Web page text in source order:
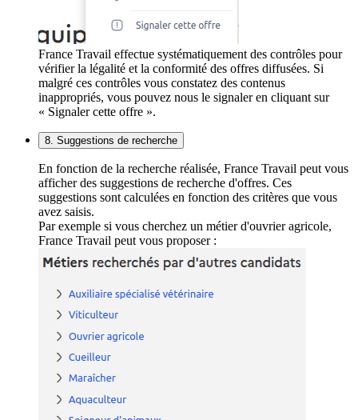
France Travail effectue systématiquement des contrôles pour
vérifier la légalité et la conformité des offres diffusées. Si
malgré ces contrôles vous constatez des contenus
inappropriés, vous pouvez nous le signaler en cliquant sur
« Signaler cette offre ».
8. Suggestions de recherche
En fonction de la recherche réalisée, France Travail peut vous
afficher des suggestions de recherche d'offres. Ces
suggestions sont calculées en fonction des critères que vous
avez saisis.
Par exemple si vous cherchez un métier d'ouvrier agricole,
France Travail peut vous proposer :